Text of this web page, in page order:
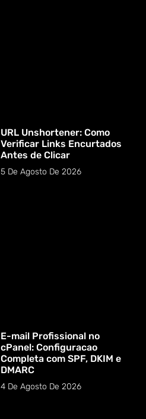
URL Unshortener: Como
Verificar Links Encurtados
Antes de Clicar
5 De Agosto De 2026
E-mail Profissional no
cPanel: Configuracao
Completa com SPF, DKIM e
DMARC
4 De Agosto De 2026